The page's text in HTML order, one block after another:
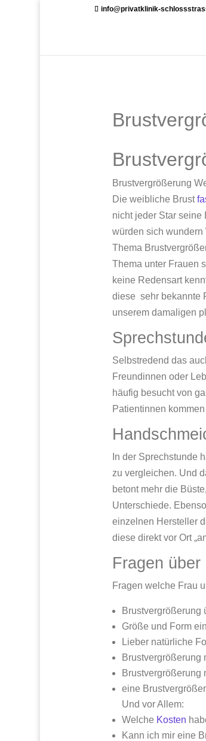
info@privatklinik-
Brustvergrößerung
Die weibliche Brust
nicht jeder Star seine
würden sich wundern
Thema
Thema unter Frauen
keine Redensart
diese sehr bekannte
unserem damaligen
Selbstredend das
Freundinnen oder
häufig besucht von
Patientinnen
In der Sprechstunde
zu vergleichen. Und
betont mehr die
Unterschiede.
einzelnen Hersteller
diese direkt vor Ort
Fragen
Fragen welche Frau
Brustvergrößerung
Größe und Form
Lieber natürliche
Brustvergrößerung
Brustvergrößerung
eine
Und vor Allem:
Welche Kosten
Kann ich mir eine